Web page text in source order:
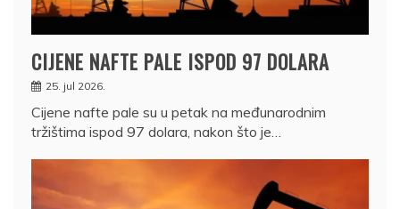
CIJENE NAFTE PALE ISPOD 97 DOLARA
25. jul 2026.
Cijene nafte pale su u petak na međunarodnim
tržištima ispod 97 dolara, nakon što je…